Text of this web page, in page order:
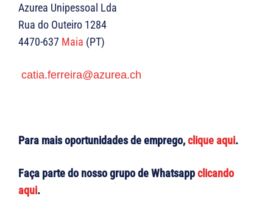
Azurea Unipessoal Lda
Rua do Outeiro 1284
4470-637 Maia (PT)
catia.ferreira@azurea.ch
Para mais oportunidades de emprego,clique aqui.
Faça parte do nosso grupo de Whatsappclicando
aqui.